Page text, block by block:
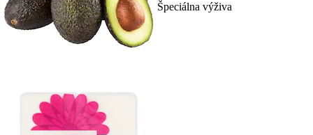
Špeciálna výživa